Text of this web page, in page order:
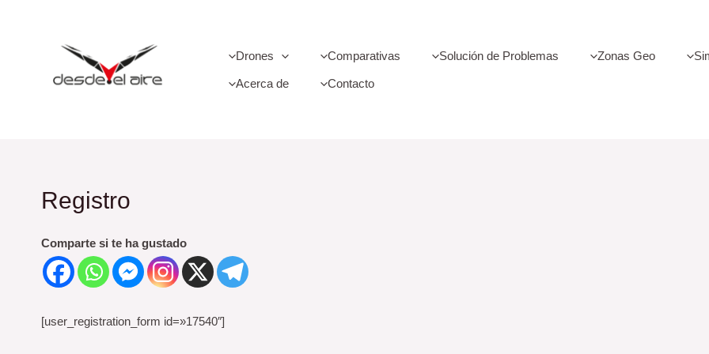
Drones Comparativas Solución de Problemas Zonas Geo
Acerca de Contacto
Registro
Comparte si te ha gustado
[user_registration_form id=»17540″]